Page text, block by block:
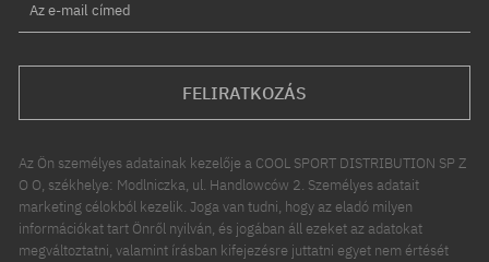
Az e-mail címed
FELIRATKOZÁS
Az Ön személyes adatainak kezelője a COOL SPORT DISTRIBUTION SP Z
O O, székhelye: Modlniczka, ul. Handlowców 2. Személyes adatait
marketing célokból kezelik. Joga van tudni, hogy az eladó milyen
információkat tart Önről nyilván, és jogában áll ezeket az adatokat
megváltoztatni, valamint írásban kifejezésre juttatni egyet nem értését